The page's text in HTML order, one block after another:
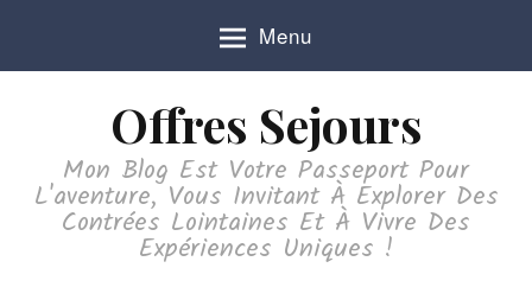
Menu
Offres Sejours
Mon Blog Est Votre Passeport Pour
L'aventure, Vous Invitant À Explorer Des
Contrées Lointaines Et À Vivre Des
Expériences Uniques !